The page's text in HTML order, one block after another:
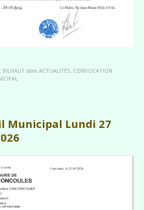
BILHAUT dans ACTUALITÉS, CONVOCATION
Municipal Lundi 27